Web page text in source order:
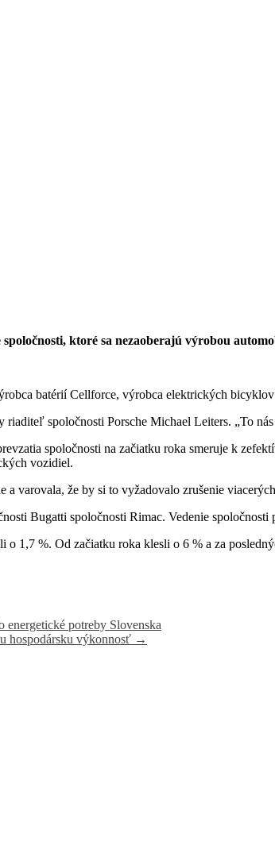
ktoré sa nezaoberajú výrobou
batérií Cellforce, výrobca elektrických
riaditeľ spoločnosti Porsche Michael Leiters. „To
spoločnosti na začiatku roka smeruje k
vozidiel.
varovala, že by si to vyžadovalo zrušenie
Bugatti spoločnosti Rimac. Vedenie
1,7 %. Od začiatku roka klesli o 6 % a za
potreby Slovenska
hospodársku výkonnosť →